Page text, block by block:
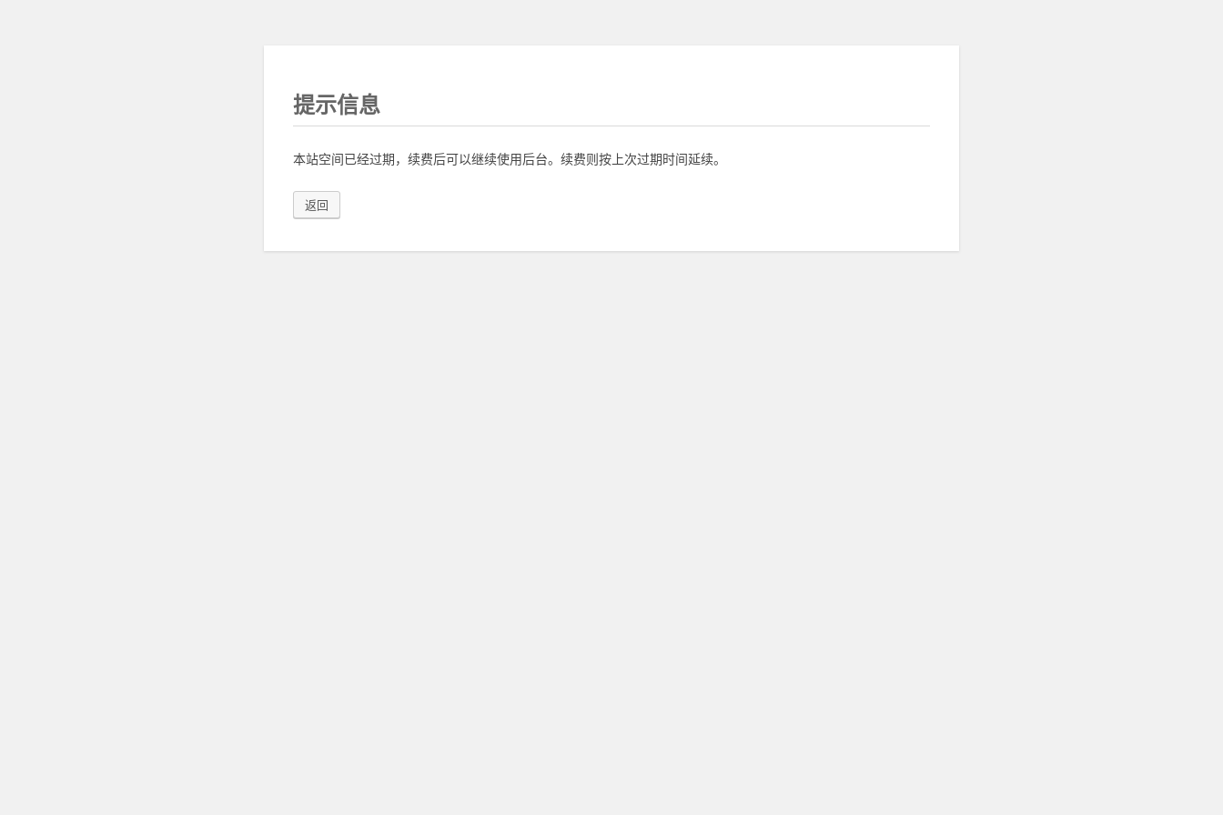
提示信息
本站空间已经过期，续费后可以继续使用后台。续费则按上次过期时间延续。
返回